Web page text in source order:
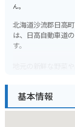
ん。
北海道沙流郡日高
は、日高自動車道
す。
地元の新鮮な野菜
り、馬肉を使った
基本情報